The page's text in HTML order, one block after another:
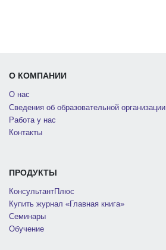
О КОМПАНИИ
О нас
Сведения об образовательной организации
Работа у нас
Контакты
ПРОДУКТЫ
КонсультантПлюс
Купить журнал «Главная книга»
Семинары
Обучение